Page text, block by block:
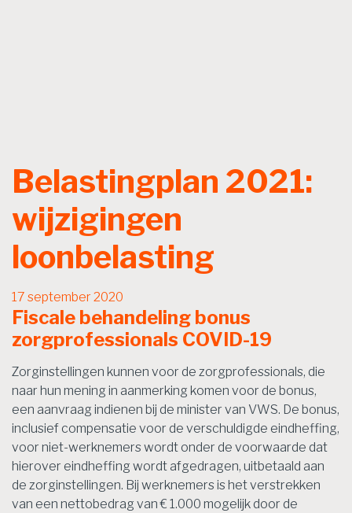
Belastingplan 2021:
wijzigingen
loonbelasting
17 september 2020
Fiscale behandeling bonus
zorgprofessionals COVID-19
Zorginstellingen kunnen voor de zorgprofessionals, die
naar hun mening in aanmerking komen voor de bonus,
een aanvraag indienen bij de minister van VWS. De bonus,
inclusief compensatie voor de verschuldigde eindheffing,
voor niet-werknemers wordt onder de voorwaarde dat
hierover eindheffing wordt afgedragen, uitbetaald aan
de zorginstellingen. Bij werknemers is het verstrekken
van een nettobedrag van € 1.000 mogelijk door de